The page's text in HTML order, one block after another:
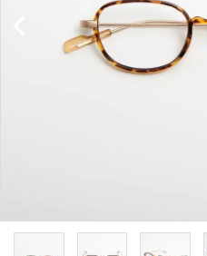
ブランドから選ぶ